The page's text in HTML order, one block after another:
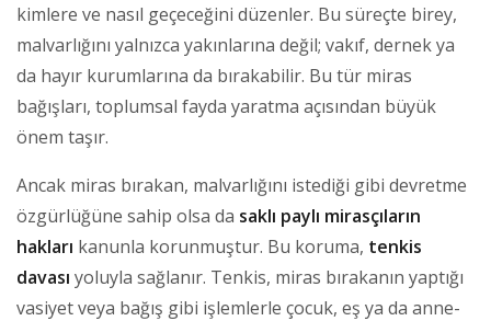
kimlere ve nasıl geçeceğini düzenler. Bu süreçte birey,
malvarlığını yalnızca yakınlarına değil; vakıf, dernek ya
da hayır kurumlarına da bırakabilir. Bu tür miras
bağışları, toplumsal fayda yaratma açısından büyük
önem taşır.
Ancak miras bırakan, malvarlığını istediği gibi devretme
özgürlüğüne sahip olsa da saklı paylı mirasçıların
hakları kanunla korunmuştur. Bu koruma, tenkis
davası yoluyla sağlanır. Tenkis, miras bırakanın yaptığı
vasiyet veya bağış gibi işlemlerle çocuk, eş ya da anne-